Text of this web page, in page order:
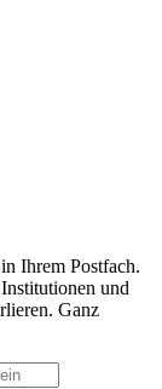
Ihrem Postfach.
und
Ganz